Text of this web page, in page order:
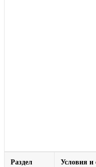
Раздел Условия и